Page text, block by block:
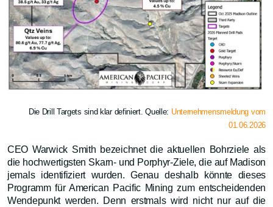
Die Drill Targets sind klar definiert. Quelle: Unternehmensmeldung vom
01.06.2026
CEO Warwick Smith bezeichnet die aktuellen Bohrziele als
die hochwertigsten Skarn- und Porphyr-Ziele, die auf Madison
jemals identifiziert wurden. Genau deshalb könnte dieses
Programm für American Pacific Mining zum entscheidenden
Wendepunkt werden. Denn erstmals wird nicht nur auf die